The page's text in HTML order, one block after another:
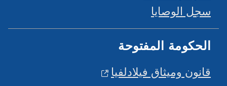
سجل الوصايا
الحكومة المفتوحة
قانون وميثاق فيلادلفيا